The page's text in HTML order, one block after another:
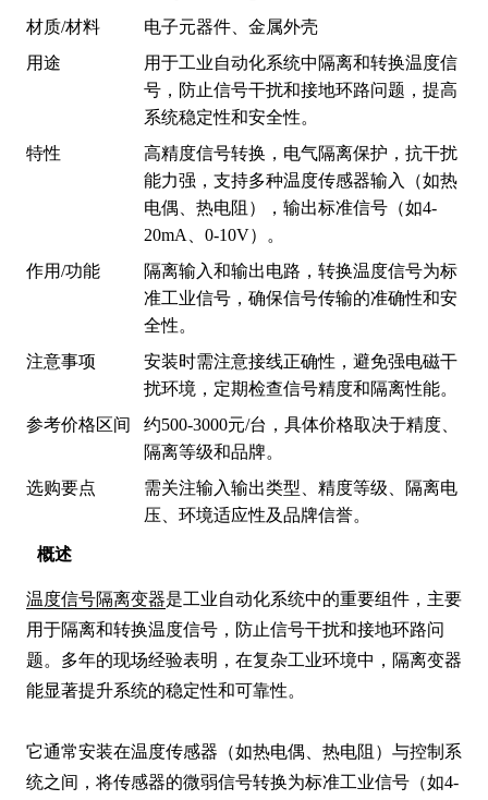
概述
温度信号隔离变器是工业自动化系统中的重要组件，主要
用于隔离和转换温度信号，防止信号干扰和接地环路问
题。多年的现场经验表明，在复杂工业环境中，隔离变器
能显著提升系统的稳定性和可靠性。
它通常安装在温度传感器（如热电偶、热电阻）与控制系
统之间，将传感器的微弱信号转换为标准工业信号（如4-
材质/材料
电子元器件、金属外壳
用途
用于工业自动化系统中隔离和转换温度信
号，防止信号干扰和接地环路问题，提高
系统稳定性和安全性。
特性
高精度信号转换，电气隔离保护，抗干扰
能力强，支持多种温度传感器输入（如热
电偶、热电阻），输出标准信号（如4-
20mA、0-10V）。
作用/功能
隔离输入和输出电路，转换温度信号为标
准工业信号，确保信号传输的准确性和安
全性。
注意事项
安装时需注意接线正确性，避免强电磁干
扰环境，定期检查信号精度和隔离性能。
参考价格区间
约500-3000元/台，具体价格取决于精度、
隔离等级和品牌。
选购要点
需关注输入输出类型、精度等级、隔离电
压、环境适应性及品牌信誉。